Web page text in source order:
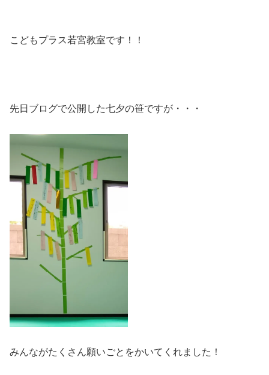
こどもプラス若宮教室です！！
先日ブログで公開した七夕の笹ですが・・・
みんながたくさん願いごとをかいてくれました！